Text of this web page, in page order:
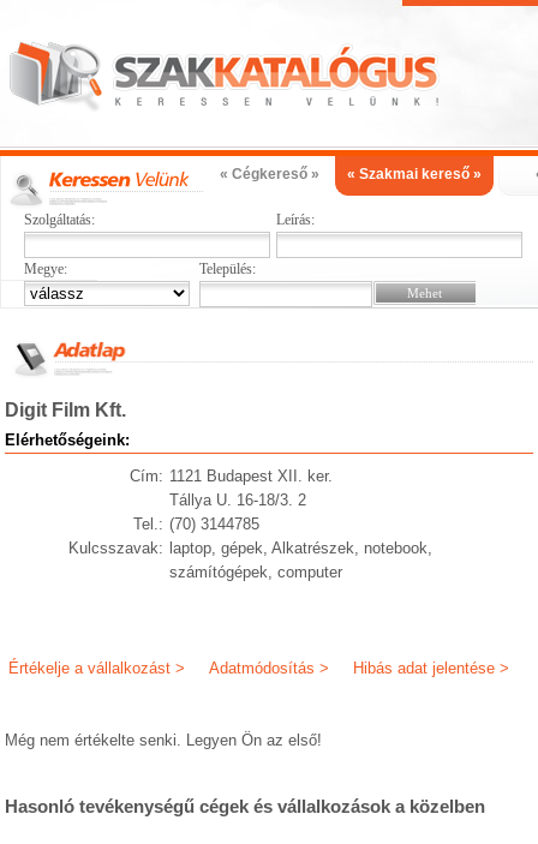
« Cégkereső » « Szakmai kereső »
Szolgáltatás: Leírás:
Megye: Település:
Digit Film Kft.
Elérhetőségeink:
Cím: 1121 Budapest XII. ker.
Tállya U. 16-18/3. 2
Tel.: (70) 3144785
Kulcsszavak: laptop, gépek, Alkatrészek, notebook,
számítógépek, computer
Hibás adat jelentése >
Adatmódosítás >
Értékelje a vállalkozást >
Még nem értékelte senki. Legyen Ön az első!
Hasonló tevékenységű cégek és vállalkozások a közelben